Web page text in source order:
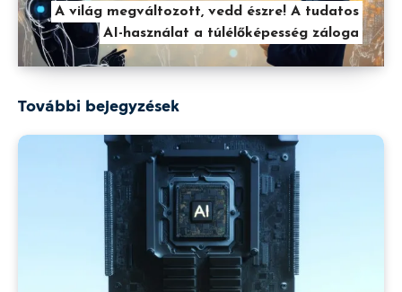
A világ megváltozott, vedd észre! A tudatos
AI-használat a túlélőképesség záloga
További bejegyzések